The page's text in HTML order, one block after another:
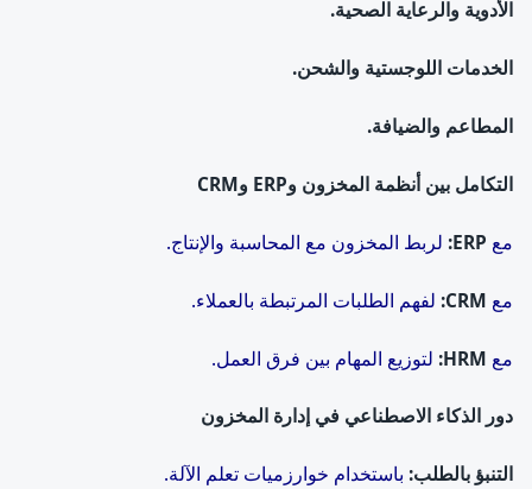
الأدوية والرعاية الصحية.
الخدمات اللوجستية والشحن.
المطاعم والضيافة.
التكامل بين أنظمة المخزون وERP وCRM
مع ERP: لربط المخزون مع المحاسبة والإنتاج.
مع CRM: لفهم الطلبات المرتبطة بالعملاء.
مع HRM: لتوزيع المهام بين فرق العمل.
دور الذكاء الاصطناعي في إدارة المخزون
التنبؤ بالطلب: باستخدام خوارزميات تعلم الآلة.